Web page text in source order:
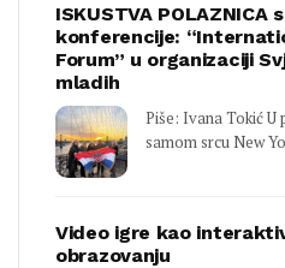
ISKUSTVA POLAZNICA
konferencije:
Forum” u organizaciji
mladih
Piše: Ivana Tokić U
samom srcu New
Video igre kao
obrazovanju